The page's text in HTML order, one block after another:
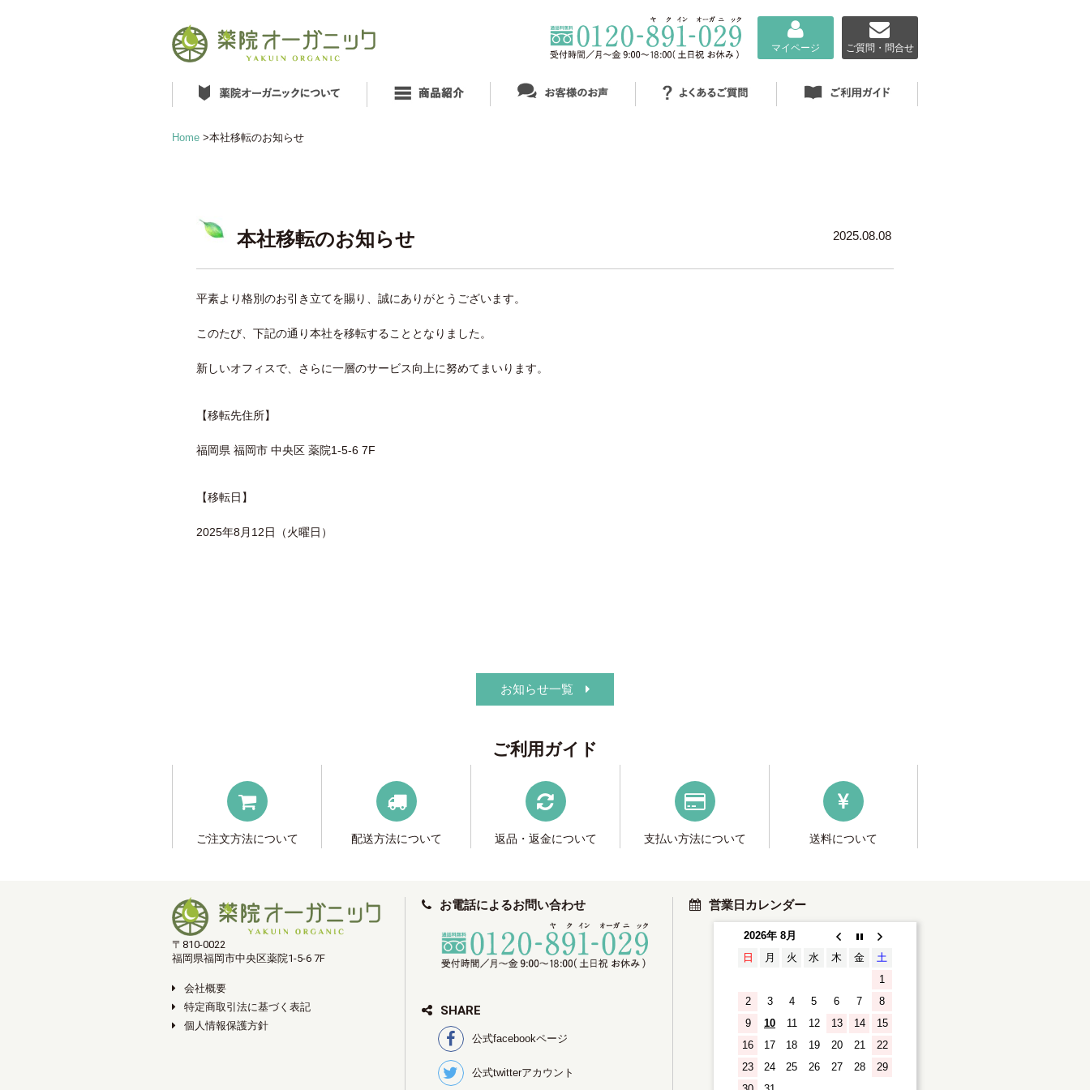
マイページ ご質問・問合せ
Home >本社移転のお知らせ
本社移転のお知らせ 2025.08.08
平素より格別のお引き立てを賜り、誠にありがとうございます。
このたび、下記の通り本社を移転することとなりました。
新しいオフィスで、さらに一層のサービス向上に努めてまいります。
【移転先住所】
福岡県 福岡市 中央区 薬院1-5-6 7F
【移転日】
2025年8月12日（火曜日）
お知らせ一覧
ご利用ガイド
ご注文方法について 配送方法について 返品・返金について 支払い方法について 送料について
〒810-0022
福岡県福岡市中央区薬院1-5-6 7F
会社概要
特定商取引法に基づく表記
個人情報保護方針
お電話によるお問い合わせ
SHARE
公式facebookページ
公式twitterアカウント
営業日カレンダー
2026年 8月
日
月 火 水 木 金
土
1
2
3 4 5 6 7
8
9
10 11 12 13 14
15
16
17 18 19 20 21
22
23
24 25 26 27 28
29